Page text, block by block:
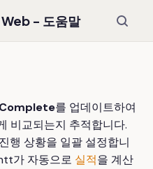
- 도움말
를 업데이트하여
비교되는지 추적합니다.
행 상황을 일괄 설정합니
가 자동으로 실적을 계산